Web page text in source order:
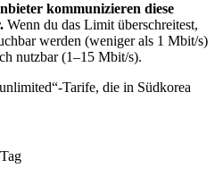
kommunizieren diese
Wenn du das Limit überschreitest,
werden (weniger als 1 Mbit/s)
nutzbar (1–15 Mbit/s).
Tarife, die in Südkorea